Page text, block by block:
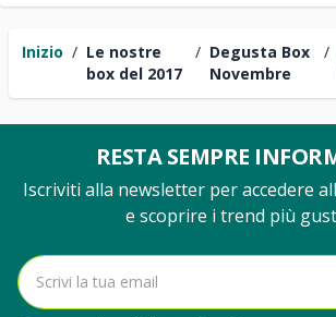
Inizio / Le nostre
box del 2017
/ Degusta Box
Novembre
/
RESTA SEMPRE
Iscriviti alla newsletter per accedere
e scoprire i trend più